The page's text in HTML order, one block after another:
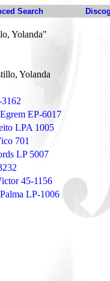
Search
Yolanda"
Yolanda
EP-6017
LPA 1005
701
LP 5007
45-1156
LP-1006